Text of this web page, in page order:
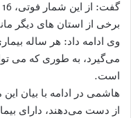
برخی از استان های دیگر
وی ادامه داد: هر ساله
می‌گیرد، به طوری که می
است.
هاشمی در ادامه با بیان
از دست می‌دهند، دارای